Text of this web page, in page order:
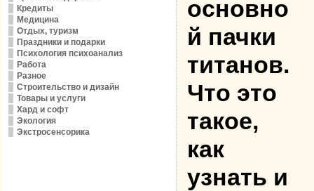
Кредиты
Медицина
Отдых, туризм
Праздники и подарки
Психология психоанализ
Работа
Разное
Строительство и дизайн
Товары и услуги
Хард и софт
Экология
Экстросенсорика
основно
й пачки
титанов.
Что это
такое,
как
узнать и